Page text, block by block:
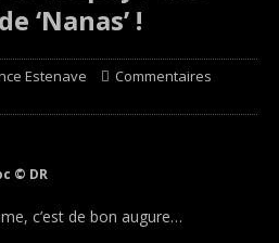
‘Nanas’ !
Estenave
Commentaires
© DR
c’est de bon augure…